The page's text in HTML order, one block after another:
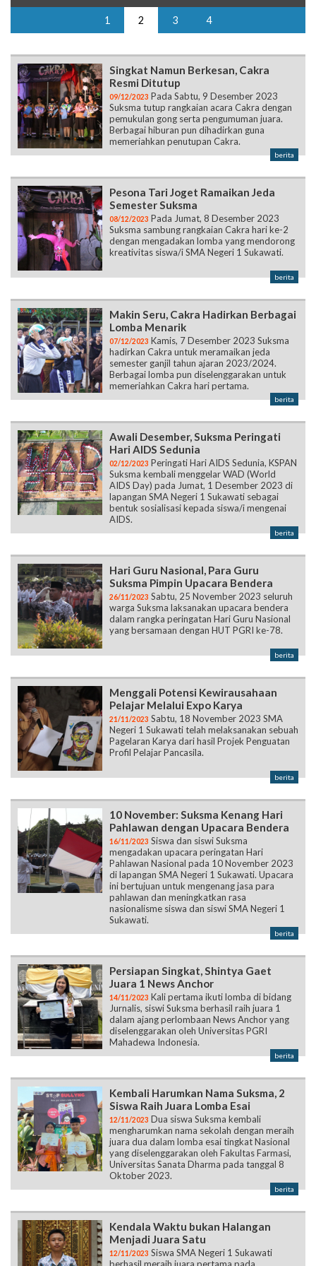
Singkat Namun Berkesan, Cakra
Resmi Ditutup
Suksma tutup rangkaian acara Cakra dengan
pemukulan gong serta pengumuman juara.
Berbagai hiburan pun dihadirkan guna
memeriahkan penutupan Cakra.
berita
Pesona Tari Joget Ramaikan Jeda
Semester Suksma
Suksma sambung rangkaian Cakra hari ke-2
dengan mengadakan lomba yang mendorong
kreativitas siswa/i SMA Negeri 1 Sukawati.
berita
Lomba Menarik
hadirkan Cakra untuk meramaikan jeda
semester ganjil tahun ajaran 2023/2024.
Berbagai lomba pun diselenggarakan untuk
memeriahkan Cakra hari pertama.
Awali Desember, Suksma Peringati
Hari AIDS Sedunia
Suksma kembali menggelar WAD (World
AIDS Day) pada Jumat, 1 Desember 2023 di
lapangan SMA Negeri 1 Sukawati sebagai
bentuk sosialisasi kepada siswa/i mengenai
AIDS.
berita
Hari Guru Nasional, Para Guru
Suksma Pimpin Upacara Bendera
warga Suksma laksanakan upacara bendera
dalam rangka peringatan Hari Guru Nasional
yang bersamaan dengan HUT PGRI ke-78.
berita
Pelajar Melalui Expo Karya
Negeri 1 Sukawati telah melaksanakan sebuah
Pagelaran Karya dari hasil Projek Penguatan
Profil Pelajar Pancasila.
berita
Pahlawan dengan Upacara Bendera
mengadakan upacara peringatan Hari
Pahlawan Nasional pada 10 November 2023
di lapangan SMA Negeri 1 Sukawati. Upacara
ini bertujuan untuk mengenang jasa para
pahlawan dan meningkatkan rasa
nasionalisme siswa dan siswi SMA Negeri 1
Sukawati.
Persiapan Singkat, Shintya Gaet
Juara 1 News Anchor
Jurnalis, siswi Suksma berhasil raih juara 1
dalam ajang perlombaan News Anchor yang
diselenggarakan oleh Universitas PGRI
Mahadewa Indonesia.
berita
Kembali Harumkan Nama Suksma, 2
Siswa Raih Juara Lomba Esai
mengharumkan nama sekolah dengan meraih
juara dua dalam lomba esai tingkat Nasional
yang diselenggarakan oleh Fakultas Farmasi,
Universitas Sanata Dharma pada tanggal 8
Oktober 2023.
berita
Kendala Waktu bukan Halangan
Menjadi Juara Satu
berhasil meraih juara pertama pada
perlombaan fotografi tingkat provinsi yang
diselenggarakan oleh multimedia Universitas
Mahasaraswati Denpasar dengan tema
"Mental Health"